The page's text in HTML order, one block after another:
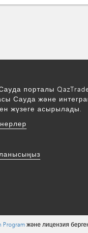
порталы
Сауда және
жүзеге асырылады.
Programжәне лицензия